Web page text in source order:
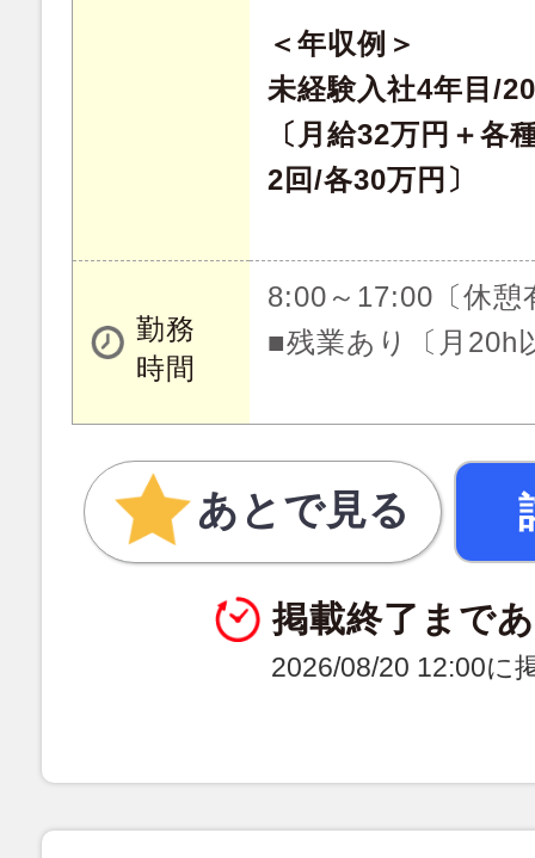
＜年収例＞
未経験入社4年目/
〔月給32万円＋各
2回/各30万円〕
勤務
時間
8:00～17:00〔休憩
■残業あり〔月20h
あとで見る
掲載終了まで
2026/08/20 12:00に